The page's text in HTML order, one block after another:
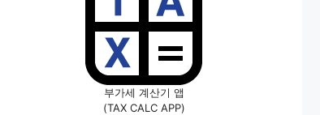
부가세 계산기 앱
(TAX CALC APP)